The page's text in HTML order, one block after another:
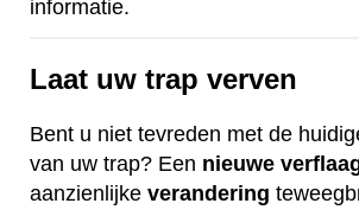
informatie.
Laat uw trap verven
Bent u niet tevreden met de
van uw trap? Een nieuwe
aanzienlijke verandering